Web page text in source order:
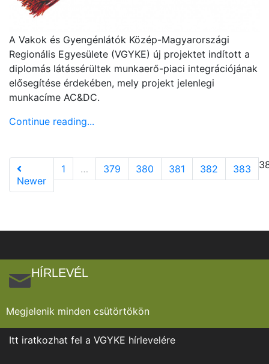
A Vakok és Gyengénlátók Közép-Magyarországi
Regionális Egyesülete (VGYKE) új projektet indított a
diplomás látássérültek munkaerő-piaci integrációjának
elősegítése érdekében, mely projekt jelenlegi
munkacíme AC&DC.
Continue reading...
Newer
1 … 379 380 381 382 383
HÍRLEVÉL
Megjelenik minden csütörtökön
Itt iratkozhat fel a VGYKE hírlevelére